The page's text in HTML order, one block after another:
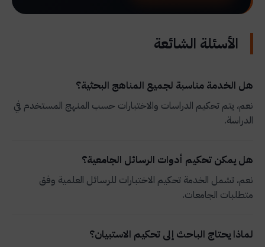
الأسئلة الشائعة
هل الخدمة مناسبة لجميع المناهج البحثية؟
نعم، يتم تحكيم الدراسات والاختبارات حسب المنهج المستخدم في
الدراسة.
هل يمكن تحكيم أدوات الرسائل الجامعية؟
نعم، تشمل الخدمة تحكيم الاختبارات للرسائل العلمية وفق
متطلبات الجامعات.
لماذا يحتاج الباحث إلى تحكيم الاستبيان؟